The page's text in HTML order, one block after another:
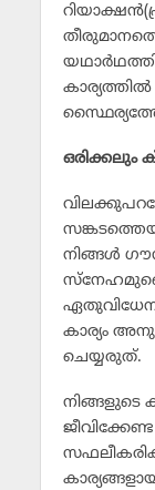
കാര്യത്തില്‍
ഒരിക്കലും
നിങ്ങള്‍
കാര്യം
ചെയ്യരുത്.
നിങ്ങളുടെ